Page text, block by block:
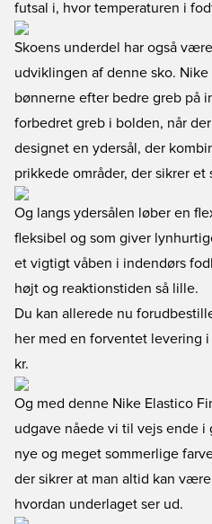
futsal i, hvor temperaturen i
Skoens underdel har også
udviklingen af denne sko.
bønnerne efter bedre greb på
forbedret greb i bolden, når
designet en ydersål, der
prikkede områder, der sikrer
Og langs ydersålen løber en
fleksibel og som giver
et vigtigt våben i indendørs
højt og reaktionstiden så lille.
Du kan allerede nu
her med en forventet levering
kr.
Og med denne Nike Elastico
udgave nåede vi til vejs ende
nye og meget sommerlige
der sikrer at man altid kan
hvordan underlaget ser ud.